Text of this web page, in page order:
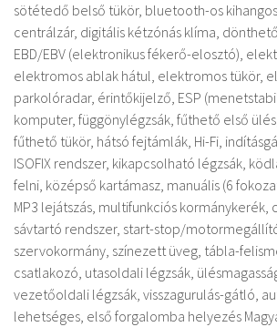
sötétedő belső tükör, bluetooth-os
centrálzár, digitális kétzónás klíma,
EBD/EBV (elektronikus fékerő-elosztó),
elektromos ablak hátul, elektromos tükör,
parkolóradar, érintőkijelző, ESP
komputer, függönylégzsák, fűthető első
fűthető tükör, hátsó fejtámlák, Hi-Fi,
ISOFIX rendszer, kikapcsolható légzsák,
felni, középső kartámasz, manuális (6
MP3 lejátszás, multifunkciós kormánykerék,
sávtartó rendszer, start-stop/
szervokormány, színezett üveg, tábla-
csatlakozó, utasoldali légzsák,
vezetőoldali légzsák, visszagurulás-gátló,
lehetséges, első forgalomba helyezés